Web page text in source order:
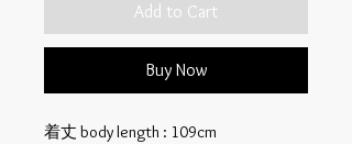
Add to Cart
Buy Now
着丈 body length : 109cm